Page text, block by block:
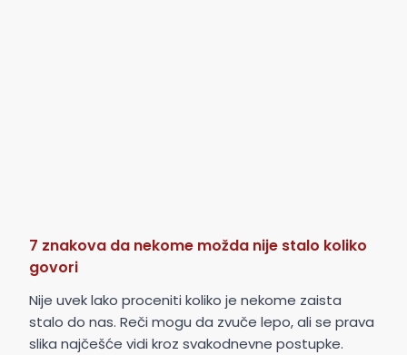
7 znakova da nekome možda nije stalo koliko
govori
Nije uvek lako proceniti koliko je nekome zaista
stalo do nas. Reči mogu da zvuče lepo, ali se prava
slika najčešće vidi kroz svakodnevne postupke.